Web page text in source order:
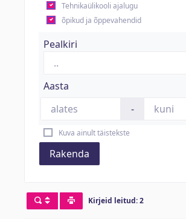
Tehnikaülikooli ajalugu
õpikud ja õppevahendid
Pealkiri
Aasta
-
Kuva ainult täistekste
Rakenda
Kirjeid leitud: 2